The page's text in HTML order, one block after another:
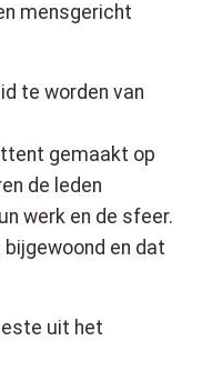
mensgericht
te worden van
gemaakt op
de leden
werk en de sfeer.
bijgewoond en dat
uit het